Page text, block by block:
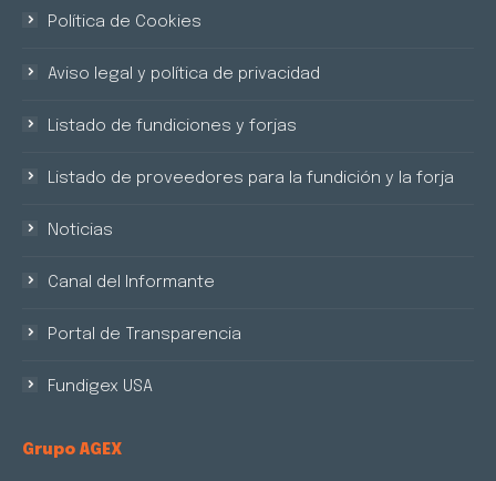
Política de Cookies
Aviso legal y política de privacidad
Listado de fundiciones y forjas
Listado de proveedores para la fundición y la forja
Noticias
Canal del Informante
Portal de Transparencia
Fundigex USA
Grupo AGEX